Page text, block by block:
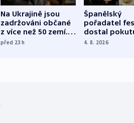
Na Ukrajině jsou
zadržováni občané
z více než 50 zemí.
Bojovali na straně
před 23h
Španělský
pořadatel
dostal
nekalé
4. 8. 2026